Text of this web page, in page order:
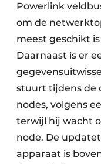
Powerlink
om de
meest geschikt
Daarnaast is er
stuurt tijdens de
nodes, volgens
terwijl hij wacht
node. De
apparaat is